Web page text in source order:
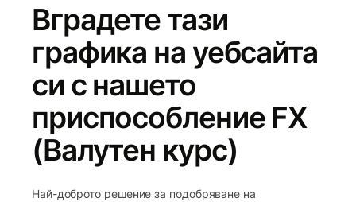
Вградете тази
графика на уебсайта
си с нашето
приспособление FX
(Валутен курс)
Най-доброто решение за подобряване на